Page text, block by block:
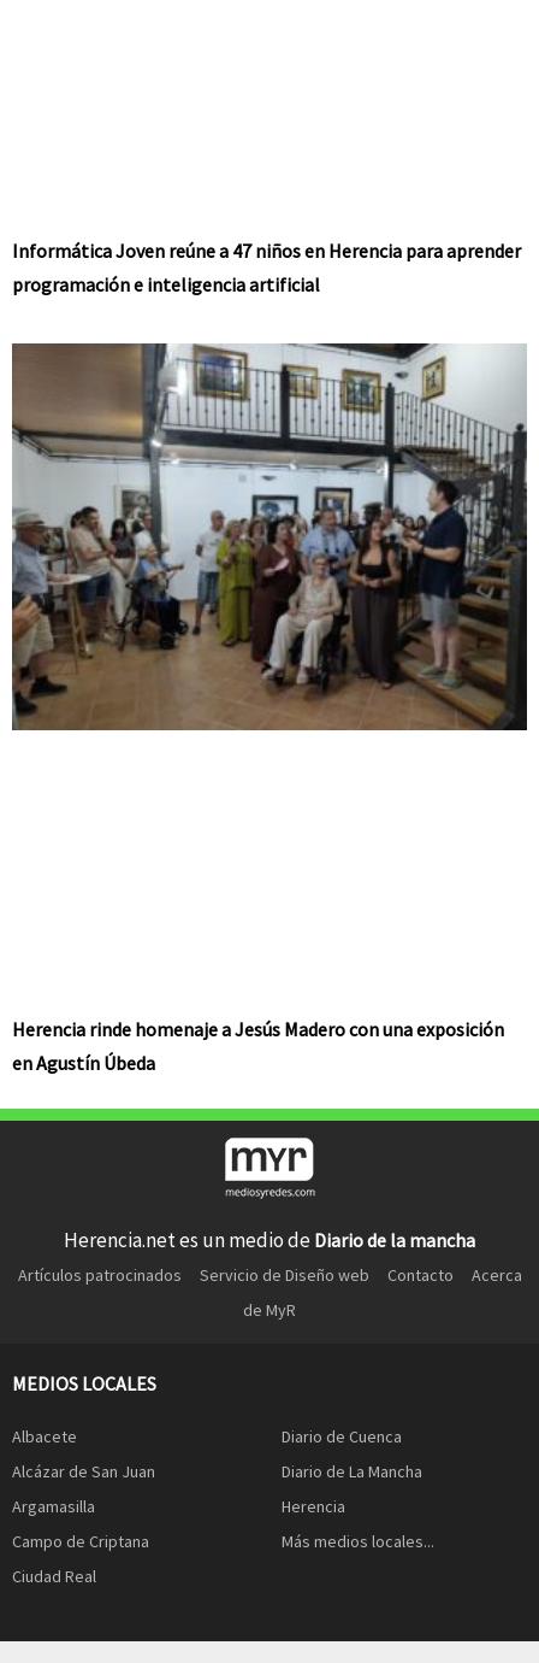
Informática Joven reúne a 47 niños en Herencia para aprender
programación e inteligencia artificial
Herencia rinde homenaje a Jesús Madero con una exposición
en Agustín Úbeda
Herencia.net es un medio de Diario de la mancha
Artículos patrocinados Servicio de Diseño web Contacto
Acerca
de MyR
MEDIOS LOCALES
Albacete
Alcázar de San Juan
Argamasilla
Campo de Criptana
Ciudad Real
Diario de Cuenca
Diario de La Mancha
Herencia
Más medios locales...